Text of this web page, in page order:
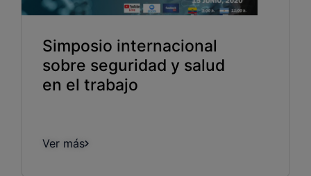
Simposio internacional
sobre seguridad y salud
en el trabajo
Ver más